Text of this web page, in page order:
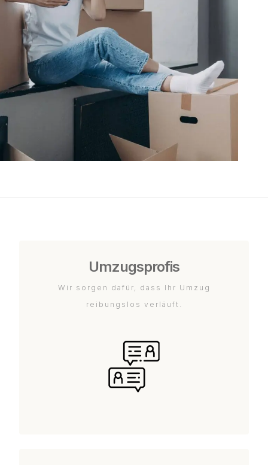
Umzugsprofis
Wir sorgen dafür, dass Ihr Umzug
reibungslos verläuft.